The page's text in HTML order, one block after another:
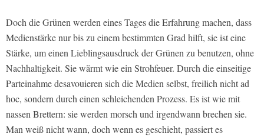
Doch die Grünen werden eines Tages die Erfahrung machen, dass
Medienstärke nur bis zu einem bestimmten Grad hilft, sie ist eine
Stärke, um einen Lieblingsausdruck der Grünen zu benutzen, ohne
Nachhaltigkeit. Sie wärmt wie ein Strohfeuer. Durch die einseitige
Parteinahme desavouieren sich die Medien selbst, freilich nicht ad
hoc, sondern durch einen schleichenden Prozess. Es ist wie mit
nassen Brettern: sie werden morsch und irgendwann brechen sie.
Man weiß nicht wann, doch wenn es geschieht, passiert es